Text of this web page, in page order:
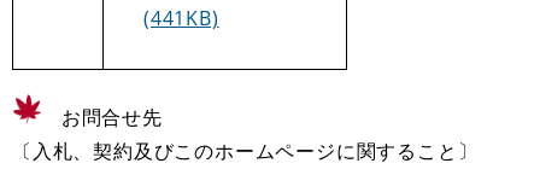
(441KB)
お問合せ先
〔入札、契約及びこのホームページに関すること〕